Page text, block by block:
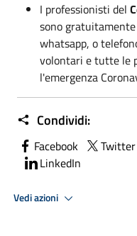
I professionisti del
sono
whatsapp, o
volontari e tutte le
l'emergenza
Condividi:
Facebook Twitter
LinkedIn
Vedi azioni